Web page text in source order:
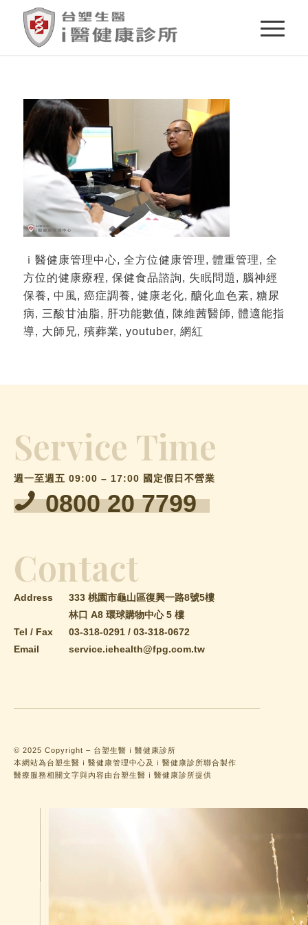
ｉ醫健康管理中心, 全方位健康管理, 體重管理, 全
方位的健康療程, 保健食品諮詢, 失眠問題, 腦神經
保養, 中風, 癌症調養, 健康老化, 醣化血色素, 糖尿
病, 三酸甘油脂, 肝功能數值, 陳維茜醫師, 體適能指
導, 大師兄, 殯葬業, youtuber, 網紅
Service Time
週一至週五 09:00 – 17:00 國定假日不營業
0800 20 7799
Contact
Address
333 桃園市龜山區復興一路8號5樓
林口 A8 環球購物中心 5 樓
Tel / Fax
03-318-0291 / 03-318-0672
Email
service.iehealth@fpg.com.tw
© 2025 Copyright – 台塑生醫ｉ醫健康診所
本網站為台塑生醫ｉ醫健康管理中心及ｉ醫健康診所聯合製作
醫療服務相關文字與內容由台塑生醫ｉ醫健康診所提供